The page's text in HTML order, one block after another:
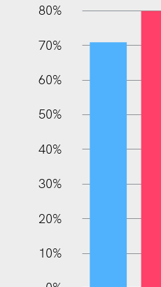
10%
80%
70%
60%
50%
40%
30%
20%
10%